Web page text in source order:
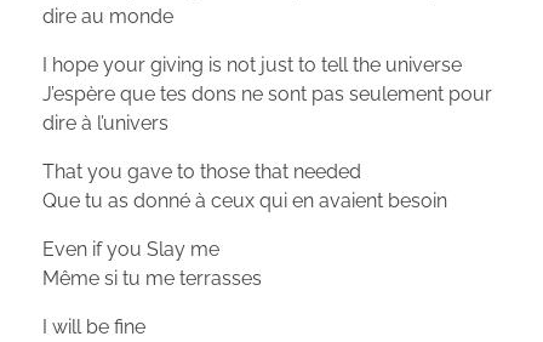
dire au monde
I hope your giving is not just to tell the universe
J’espère que tes dons ne sont pas seulement pour
dire à l’univers
That you gave to those that needed
Que tu as donné à ceux qui en avaient besoin
Even if you Slay me
Même si tu me terrasses
I will be fine